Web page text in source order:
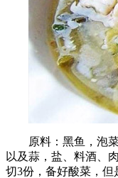
原料：黑鱼，泡
以及蒜，盐、料酒、
切3份，备好酸菜，但